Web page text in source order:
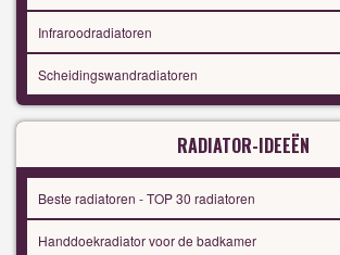
Infraroodradiatoren
Scheidingswandradiatoren
RADIATOR-IDEEËN
Beste radiatoren - TOP 30 radiatoren
Handdoekradiator voor de badkamer